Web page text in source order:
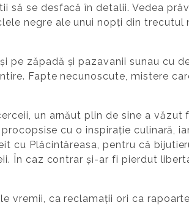
se desfacă în detalii. Vedea
negre ale unui nopți din trecutul
pe zăpadă și pazavanii sunau cu
Fapte necunoscute, mistere
un arnăut plin de sine a
cu o inspirație culinară,
cu Plăcintăreasa, pentru că
În caz contrar și-ar fi pierdut
vremii, ca reclamații ori ca